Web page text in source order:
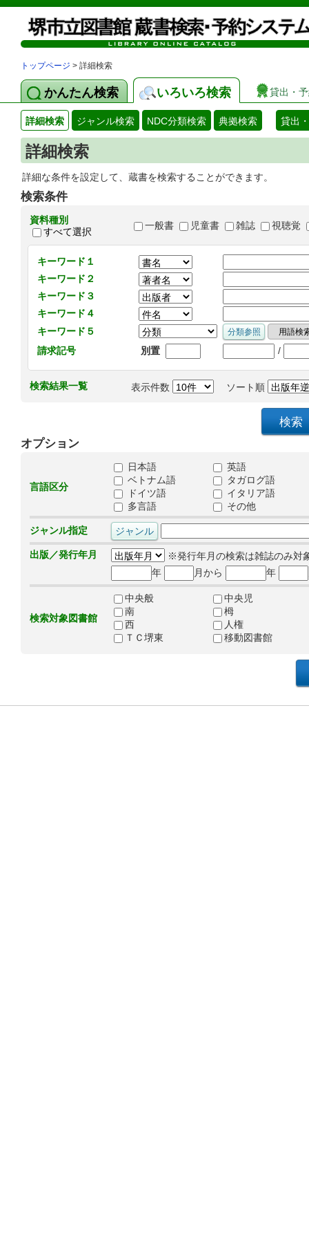
トップページ > 詳細検索
かんたん検索 いろいろ検索 貸出・
詳細検索 ジャンル検索 NDC分類検索 典拠検索 貸出
詳細検索
詳細な条件を設定して、蔵書を検索することができます。
検索条件
資料種別
すべて選択
一般書 児童書 雑誌 視聴覚
キーワード１
キーワード２
キーワード３
キーワード４
キーワード５
請求記号
別置 /
検索結果一覧 表示件数 ソート順
オプション
言語区分
日本語
英語
ベトナム語
タガログ語
ドイツ語
イタリア語
多言語
その他
ジャンル指定
出版／発行年月
※発行年月の検索は雑誌のみ対
年
月から 年
検索対象図書館
中央般
中央児
南
栂
西
人権
ＴＣ堺東
移動図書館